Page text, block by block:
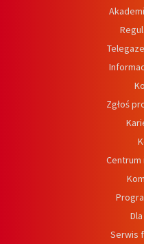
Zgłoś
Centrum
Serwis